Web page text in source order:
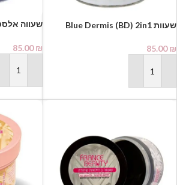
שעוות Blue Dermis (BD) 2in1
גדולים 800 גרם France Beauty⁩
85.00₪
הוספה לסל
85.00₪
הוספה לסל